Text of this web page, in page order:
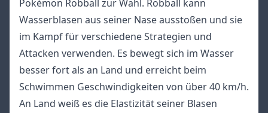
Pokémon Robball zur Wahl. Robball kann
Wasserblasen aus seiner Nase ausstoßen und sie
im Kampf für verschiedene Strategien und
Attacken verwenden. Es bewegt sich im Wasser
besser fort als an Land und erreicht beim
Schwimmen Geschwindigkeiten von über 40 km/h.
An Land weiß es die Elastizität seiner Blasen